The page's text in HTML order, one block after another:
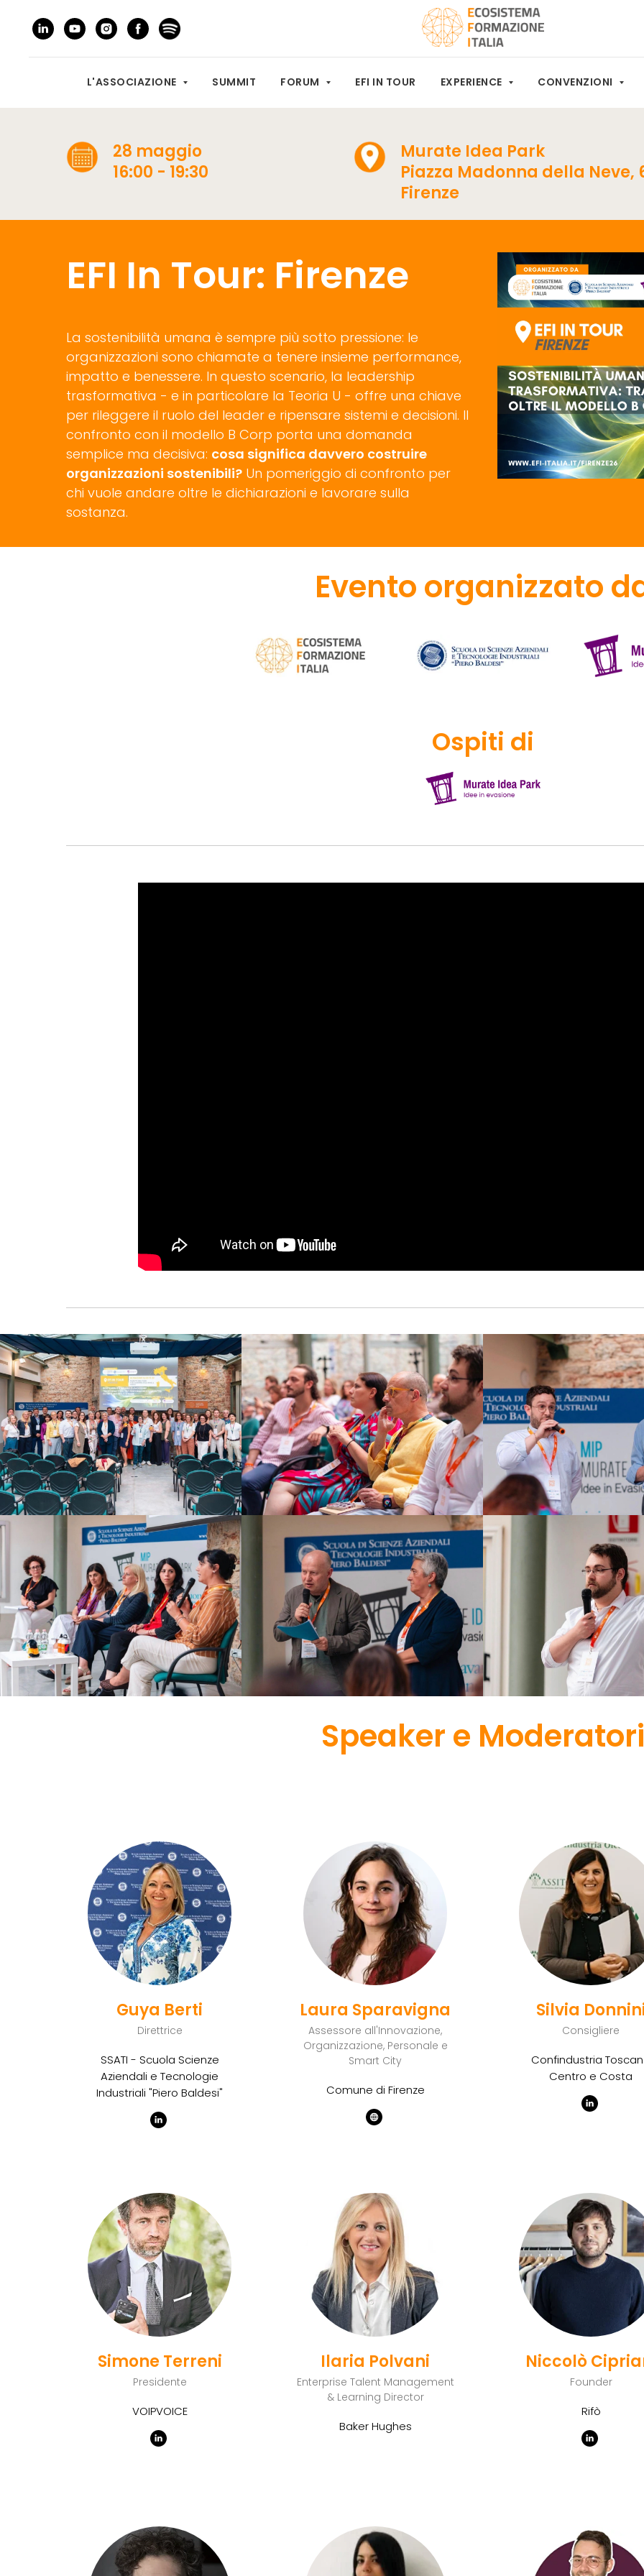
L'ASSOCIAZIONE SUMMIT FORUM EFI IN TOUR EXPERIENCE CONVENZIONI
28 maggio
16:00 - 19:30
Murate Idea Park
Piazza Madonna della Neve,
Firenze
EFI In Tour: Firenze
La sostenibilità umana è sempre più sotto pressione: le
organizzazioni sono chiamate a tenere insieme performance,
impatto e benessere. In questo scenario, la leadership
trasformativa - e in particolare la Teoria U - offre una chiave
per rileggere il ruolo del leader e ripensare sistemi e decisioni. Il
confronto con il modello B Corp porta una domanda
semplice ma decisiva: cosa significa davvero costruire
organizzazioni sostenibili? Un pomeriggio di confronto per
chi vuole andare oltre le dichiarazioni e lavorare sulla
sostanza.
Evento organizzato
Ospiti di
Speaker e Moderatori
Guya Berti
Direttrice
SSATI - Scuola Scienze
Aziendali e Tecnologie
Industriali "Piero Baldesi"
Laura Sparavigna
Assessore all'Innovazione,
Organizzazione, Personale e
Smart City
Comune di Firenze
Silvia
Consigliere
Confindustria
Centro e Costa
Simone Terreni
Presidente
VOIPVOICE
Ilaria Polvani
Enterprise Talent Management
& Learning Director
Baker Hughes
Niccolò
Founder
Rifò